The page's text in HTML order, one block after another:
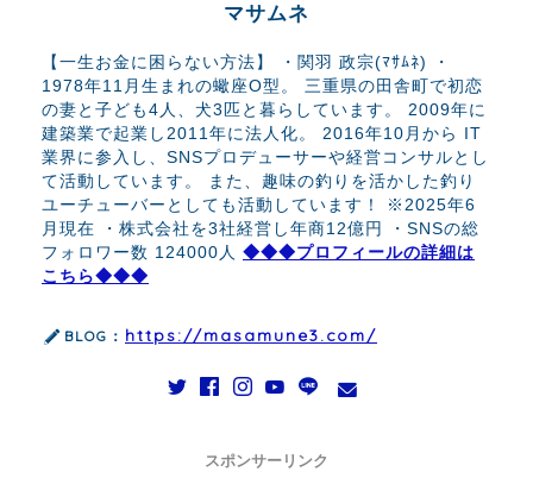
マサムネ
【一生お金に困らない方法】 ・関羽 政宗(ﾏｻﾑﾈ) ・
1978年11月生まれの蠍座O型。 三重県の田舎町で初恋
の妻と子ども4人、犬3匹と暮らしています。 2009年に
建築業で起業し2011年に法人化。 2016年10月から IT
業界に参入し、SNSプロデューサーや経営コンサルとし
て活動しています。 また、趣味の釣りを活かした釣り
ユーチューバーとしても活動しています！ ※2025年6
月現在 ・株式会社を3社経営し年商12億円 ・SNSの総
フォロワー数 124000人 ◆◆◆プロフィールの詳細は
こちら◆◆◆
BLOG： https://masamune3.com/
スポンサーリンク